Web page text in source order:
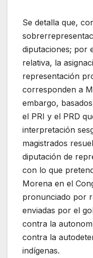
Se detalla que,
diputaciones; por
relativa, la
representación
corresponden a
embargo,
el PRI y el PRD
interpretación
magistrados
diputación de
con lo que
Morena en el
pronunciado por
enviadas por el
contra la
contra la
indígenas.